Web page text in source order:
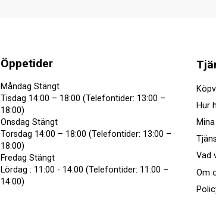
Öppetider
Måndag Stängt
Tisdag 14:00 – 18:00 (Telefontider: 13:00 –
18:00)
Onsdag Stängt
Torsdag 14:00 – 18:00 (Telefontider: 13:00 –
18:00)
Fredag Stängt
Lördag : 11:00 - 14:00 (Telefontider: 11:00 –
14:00)
Hur
Vad
Om